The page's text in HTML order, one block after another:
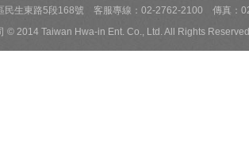
民生東路5段168號 客服專線：02-2762-2100 傳真：
© 2014 Taiwan Hwa-in Ent. Co., Ltd. All Rights